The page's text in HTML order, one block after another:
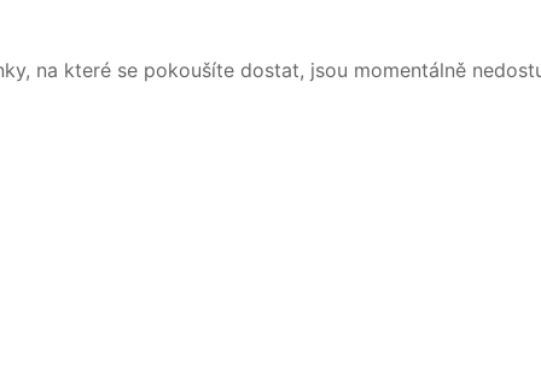
na které se pokoušíte dostat, jsou momentálně